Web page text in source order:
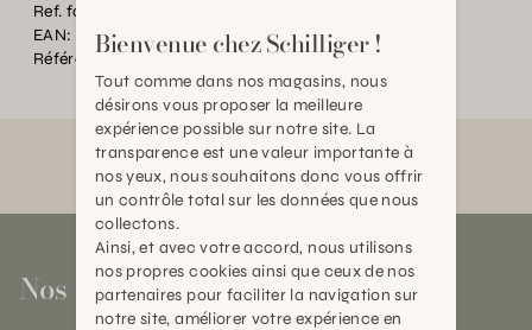
Ref. fournisseur:
EAN:
2000000359118
Référence:
BT.P21219.0000.0000.0000
Nos magasins
Bienvenue chez Schilliger !
Tout comme dans nos magasins, nous
désirons vous proposer la meilleure
expérience possible sur notre site. La
transparence est une valeur importante à
nos yeux, nous souhaitons donc vous offrir
un contrôle total sur les données que nous
collectons.
Ainsi, et avec votre accord, nous utilisons
nos propres cookies ainsi que ceux de nos
partenaires pour faciliter la navigation sur
notre site, améliorer votre expérience en